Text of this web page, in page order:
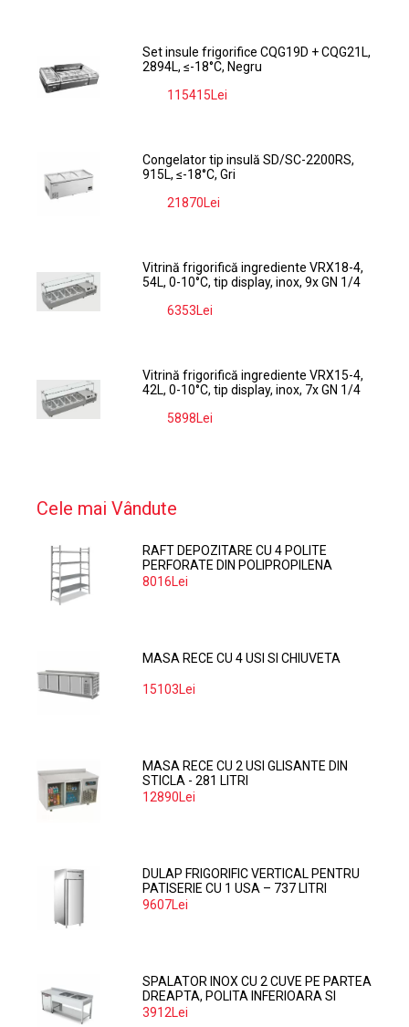
Set insule frigorifice CQG19D + CQG21L,
2894L, ≤-18°C, Negru
115415Lei
Congelator tip insulă SD/SC-2200RS,
915L, ≤-18°C, Gri
21870Lei
Vitrină frigorifică ingrediente VRX18-4,
54L, 0-10°C, tip display, inox, 9x GN 1/4
6353Lei
Vitrină frigorifică ingrediente VRX15-4,
42L, 0-10°C, tip display, inox, 7x GN 1/4
5898Lei
Cele mai Vândute
RAFT DEPOZITARE CU 4 POLITE
PERFORATE DIN POLIPROPILENA
374*60 CM
8016Lei
MASA RECE CU 4 USI SI CHIUVETA
15103Lei
MASA RECE CU 2 USI GLISANTE DIN
STICLA - 281 LITRI
12890Lei
DULAP FRIGORIFIC VERTICAL PENTRU
PATISERIE CU 1 USA – 737 LITRI
9607Lei
SPALATOR INOX CU 2 CUVE PE PARTEA
DREAPTA, POLITA INFERIOARA SI
SPATIU MASINA SPALAT 160*70*85
3912Lei